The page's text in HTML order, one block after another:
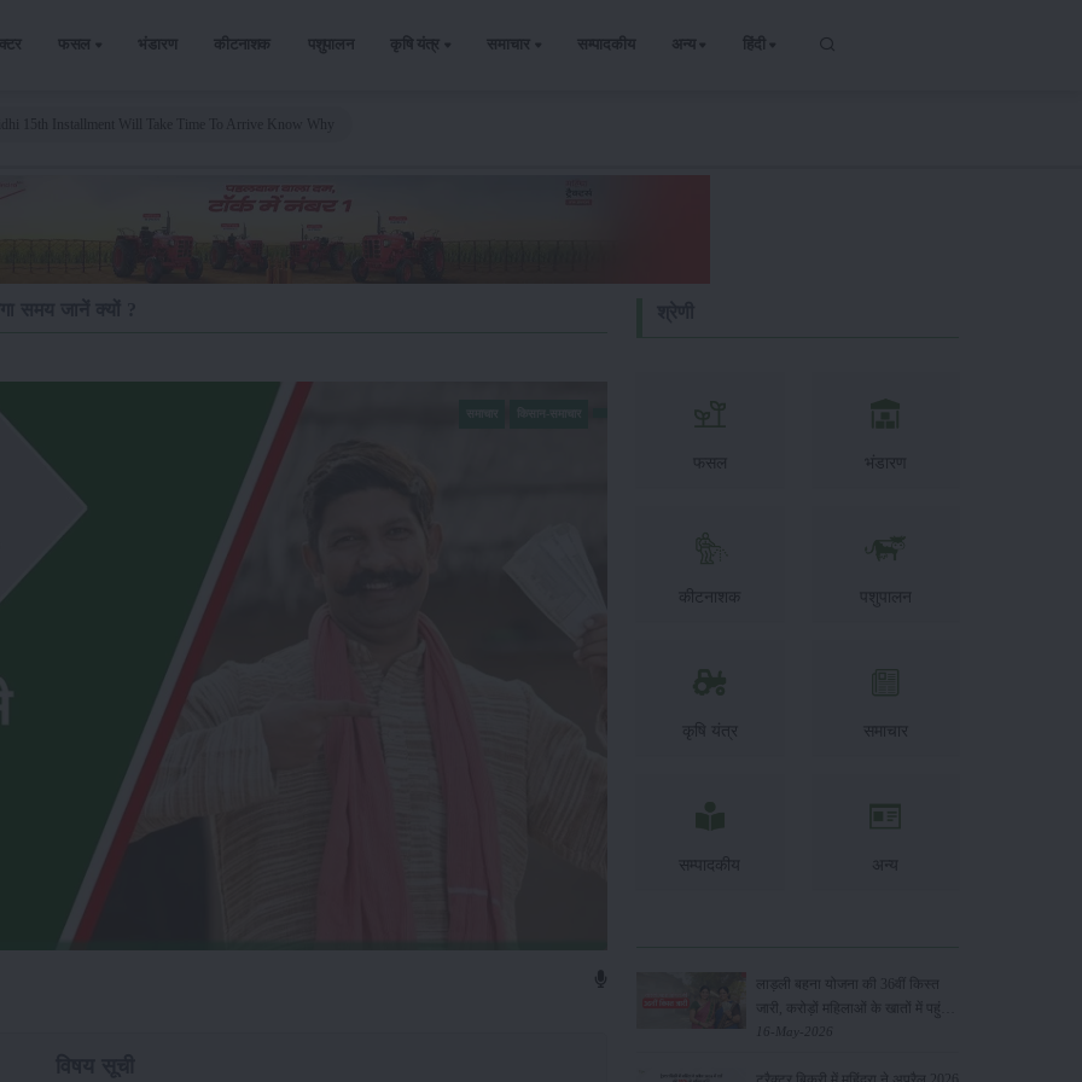
फसल भंडारण कीटनाशक पशुपालन कृषि यंत्र समाचार सम्पादकीय अन्य हिंदी
फसल भंडारण
कीटनाशक पशुपालन
कृषि यंत्र समाचार
सम्पादकीय अन्य
लाड़ली बहना योजना की 36वीं किस्त
जारी, करोड़ों महिलाओं के खातों में पहुंचे
1500 रुपये
16-May-2026